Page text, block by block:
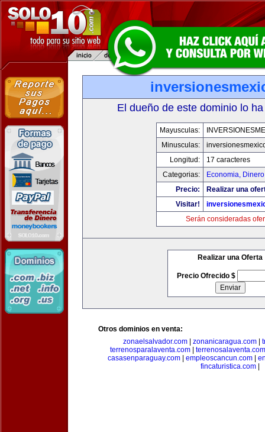
El dueño de este dominio lo
Mayusculas:
Minusculas:
Longitud:
17 caracteres
Categorias:
Economia,
Precio:
Realizar una
Visitar!
Serán consideradas
Realizar una Oferta
Precio Ofrecido $
Otros dominios en venta:
zonaelsalvador.com| zonanicaragua.com|
terrenosparalaventa.com
terrenosalaventa.com
casasenparaguay.com| empleoscancun.com|
fincaturistica.com